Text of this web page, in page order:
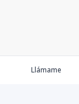
Llámame